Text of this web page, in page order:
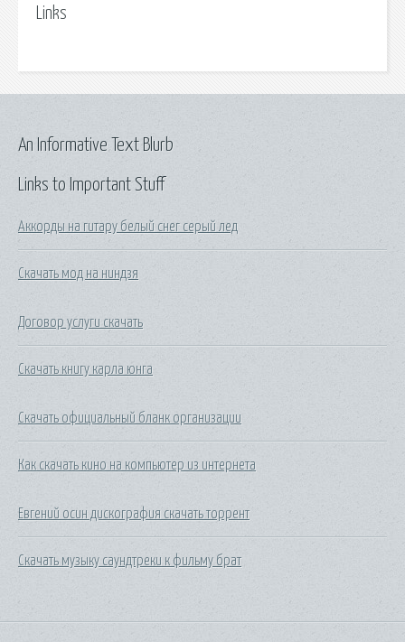
Links
Links to Important Stuff
Аккорды на гитару белый снег серый лед
Скачать мод на ниндзя
Договор услуги скачать
Скачать книгу карла юнга
Скачать официальный бланк организации
Как скачать кино на компьютер из интернета
Евгений осин дискография скачать торрент
Скачать музыку саундтреки к фильму брат
An Informative Text Blurb